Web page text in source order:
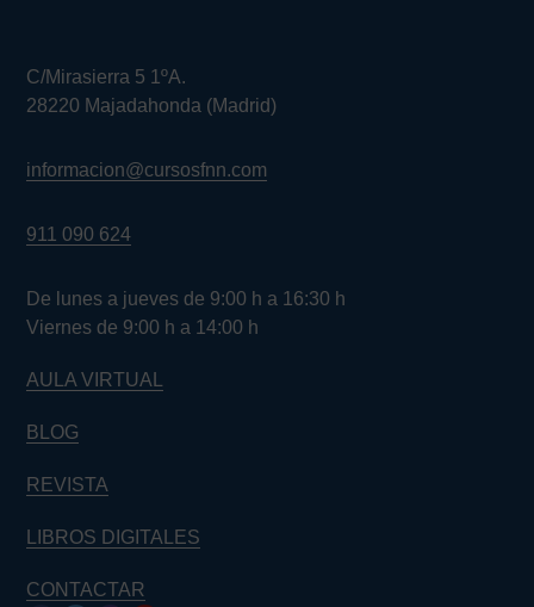
C/Mirasierra 5 1ºA.
28220 Majadahonda (Madrid)
informacion@cursosfnn.com
911 090 624
De lunes a jueves de 9:00 h a 16:30 h
Viernes de 9:00 h a 14:00 h
AULA VIRTUAL
BLOG
REVISTA
LIBROS DIGITALES
CONTACTAR